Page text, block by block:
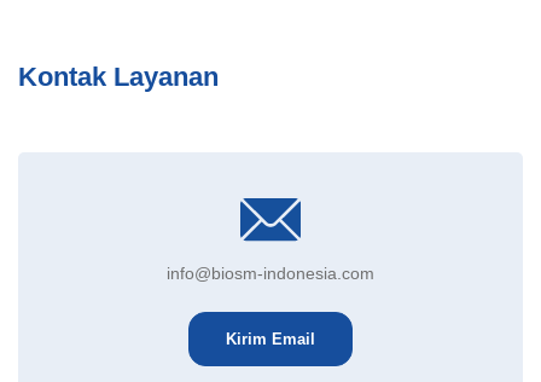
Kontak Layanan
info@biosm-indonesia.com
Kirim Email